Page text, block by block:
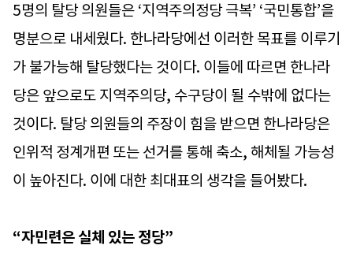
5명의 탈당 의원들은 ‘지역주의정당 극복’ ‘국민통합’을
명분으로 내세웠다. 한나라당에선 이러한 목표를 이루기
가 불가능해 탈당했다는 것이다. 이들에 따르면 한나라
당은 앞으로도 지역주의당, 수구당이 될 수밖에 없다는
것이다. 탈당 의원들의 주장이 힘을 받으면 한나라당은
인위적 정계개편 또는 선거를 통해 축소, 해체될 가능성
이 높아진다. 이에 대한 최대표의 생각을 들어봤다.
“자민련은 실체 있는 정당”